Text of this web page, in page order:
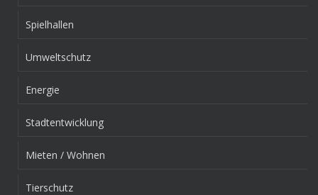
Spielhallen
Umweltschutz
Energie
Stadtentwicklung
Mieten / Wohnen
Tierschutz